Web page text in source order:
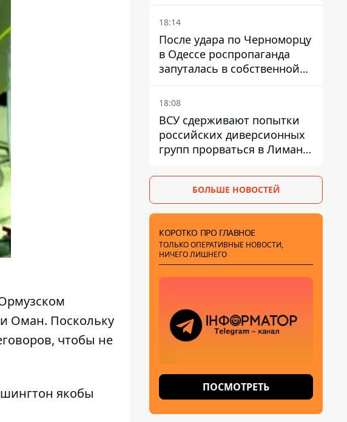
Оман. Поскольку
чтобы не
якобы
18:14
После удара по Черноморцу
в Одессе роспропаганда
запуталась в собственной
лжи
18:08
ВСУ сдерживают попытки
российских диверсионных
групп прорваться в Лиман -
БОЛЬШЕ НОВОСТЕЙ
КОРОТКО ПРО ГЛАВНОЕ
ТОЛЬКО ОПЕРАТИВНЫЕ НОВОСТИ,
НИЧЕГО ЛИШНЕГО
ПОСМОТРЕТЬ